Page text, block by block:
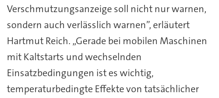
Verschmutzungsanzeige soll nicht nur warnen,
sondern auch verlässlich warnen”, erläutert
Hartmut Reich. „Gerade bei mobilen Maschinen
mit Kaltstarts und wechselnden
Einsatzbedingungen ist es wichtig,
temperaturbedingte Effekte von tatsächlicher